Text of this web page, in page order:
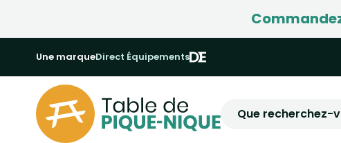
Une marqueDirect Équipements